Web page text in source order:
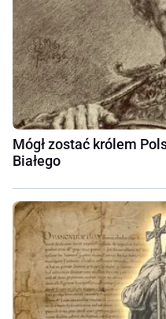
Mógł zostać królem
Białego